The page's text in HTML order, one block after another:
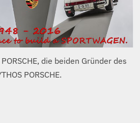
00:00
MERCEDES-BENZ